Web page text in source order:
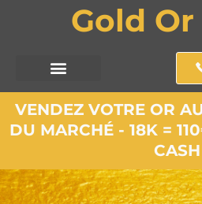
Gold Or
VENDEZ VOTRE OR
DU MARCHÉ - 18K =
CASH